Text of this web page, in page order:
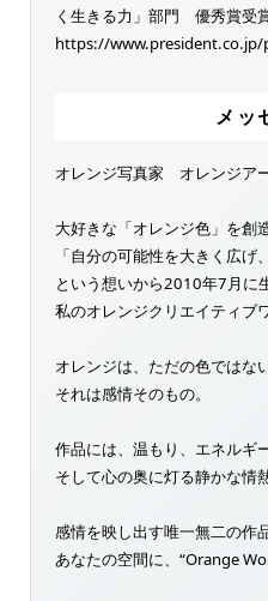
く生きる力」部門 優秀賞受
https://
メッ
オレンジ写真家 オレンジア
大好きな「オレンジ色」を創
「自分の可能性を大きく広げ
という想いから2010年7月に
私のオレンジクリエイティブ
オレンジは、ただの色ではない
それは感情そのもの。
作品には、温もり、エネルギ
そして心の奥に灯る静かな情
感情を映し出す唯一無二の作
あなたの空間に、“Orange